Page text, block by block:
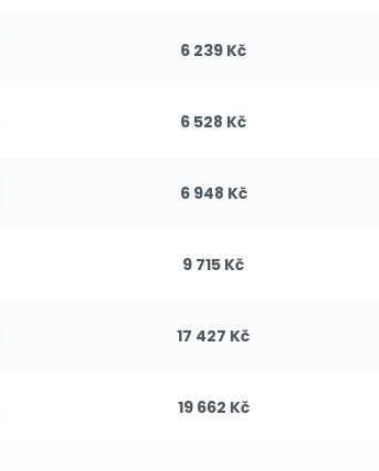
6 239 Kč
6 528 Kč
6 948 Kč
9 715 Kč
17 427 Kč
19 662 Kč